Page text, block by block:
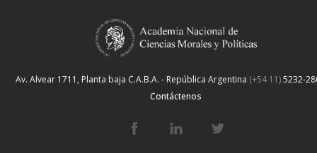
Av. Alvear 1711, Planta baja C.A.B.A. - República Argentina (+54 11)5232-
Contáctenos